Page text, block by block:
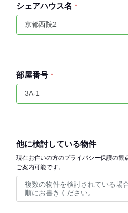
シェアハウス名 *
部屋番号 *
他に検討している物件
現在お住いの方のプライバシー保護の観
ご案内可能です。